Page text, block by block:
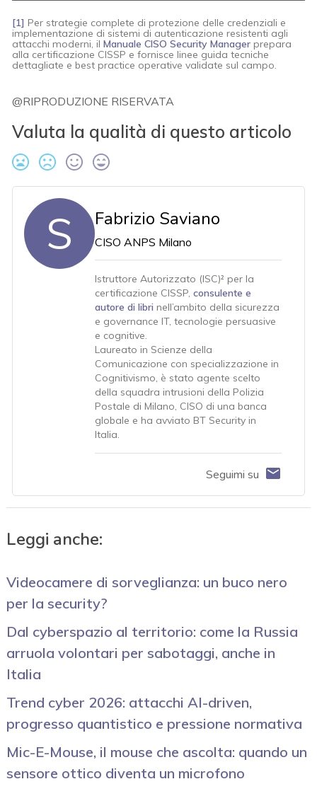
[1] Per strategie complete di protezione delle credenziali e
implementazione di sistemi di autenticazione resistenti agli
attacchi moderni, ilManuale CISO Security Manager prepara
alla certificazione CISSP e fornisce linee guida tecniche
dettagliate e best practice operative validate sul campo.
@RIPRODUZIONE RISERVATA
Valuta la qualità di questo articolo
S Fabrizio Saviano
CISO ANPS Milano
Istruttore Autorizzato (ISC)² per la
certificazione CISSP,consulente e
autore di libri nell’ambito della sicurezza
e governance IT, tecnologie persuasive
e cognitive.
Laureato in Scienze della
Comunicazione con specializzazione in
Cognitivismo, è stato agente scelto
della squadra intrusioni della Polizia
Postale di Milano, CISO di una banca
globale e ha avviato BT Security in
Italia.
Seguimi su
Leggi anche:
Videocamere di sorveglianza: un buco nero
per la security?
Dal cyberspazio al territorio: come la Russia
arruola volontari per sabotaggi, anche in
Italia
Trend cyber 2026: attacchi AI-driven,
progresso quantistico e pressione normativa
Mic-E-Mouse, il mouse che ascolta: quando un
sensore ottico diventa un microfono